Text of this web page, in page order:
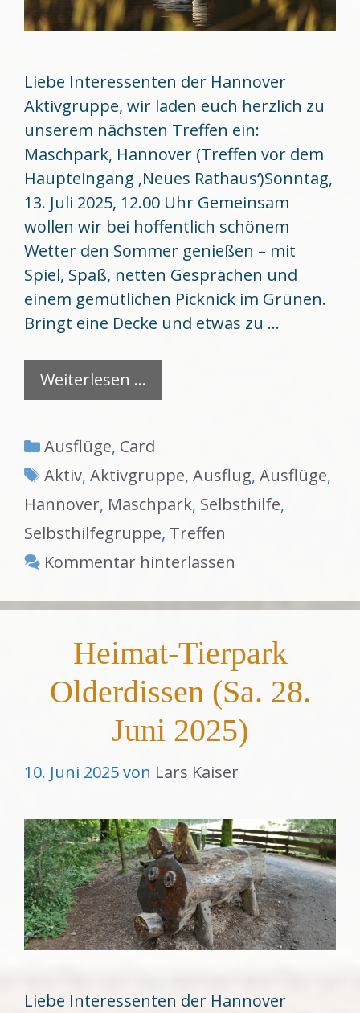
Liebe Interessenten der Hannover
Aktivgruppe, wir laden euch herzlich zu
unserem nächsten Treffen ein:
Maschpark, Hannover (Treffen vor dem
Haupteingang ‚Neues Rathaus‘)Sonntag,
13. Juli 2025, 12.00 Uhr Gemeinsam
wollen wir bei hoffentlich schönem
Wetter den Sommer genießen – mit
Spiel, Spaß, netten Gesprächen und
einem gemütlichen Picknick im Grünen.
Bringt eine Decke und etwas zu …
Weiterlesen …
Kategorien
Ausflüge, Card
Schlagwörter
Aktiv, Aktivgruppe, Ausflug, Ausflüge,
Hannover, Maschpark, Selbsthilfe,
Selbsthilfegruppe, Treffen
Kommentar hinterlassen
Heimat-Tierpark
Olderdissen (Sa. 28.
Juni 2025)
10. Juni 2025von Lars Kaiser
Liebe Interessenten der Hannover